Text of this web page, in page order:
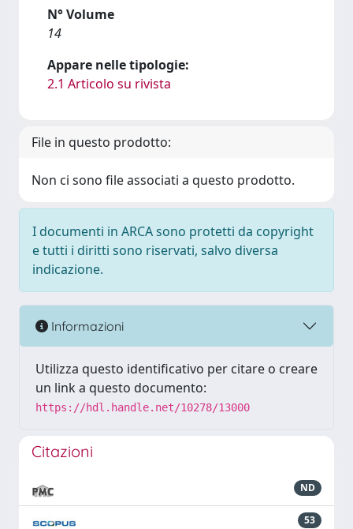
N° Volume
14
Appare nelle tipologie:
2.1 Articolo su rivista
File in questo prodotto:
Non ci sono file associati a questo prodotto.
I documenti in ARCA sono protetti da copyright
e tutti i diritti sono riservati, salvo diversa
indicazione.
Informazioni
Utilizza questo identificativo per citare o creare
un link a questo documento:
https://hdl.handle.net/10278/13000
Citazioni
ND
53